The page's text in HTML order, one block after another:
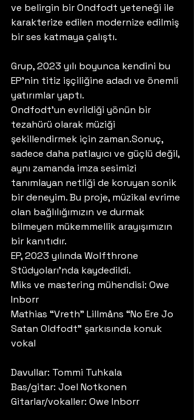
ve belirgin bir Ondfodt yeteneği ile
karakterize edilen modernize edilmiş
bir ses katmaya çalıştı.
Grup, 2023 yılı boyunca kendini bu
EP’nin titiz işçiliğine adadı ve önemli
yatırımlar yaptı.
Ondfodt’un evrildiği yönün bir
tezahürü olarak müziği
şekillendirmek için zaman.Sonuç,
sadece daha patlayıcı ve güçlü değil,
aynı zamanda imza sesimizi
tanımlayan netliği de koruyan sonik
bir deneyim. Bu proje, müzikal evrime
olan bağlılığımızın ve durmak
bilmeyen mükemmellik arayışımızın
bir kanıtıdır.
EP, 2023 yılında Wolfthrone
Stüdyoları’nda kaydedildi.
Miks ve mastering mühendisi: Owe
Inborr
Mathias “Vreth” Lillmåns “No Ere Jo
Satan Oldfodt” şarkısında konuk
vokal
Davullar: Tommi Tuhkala
Bas/gitar: Joel Notkonen
Gitarlar/vokaller: Owe Inborr